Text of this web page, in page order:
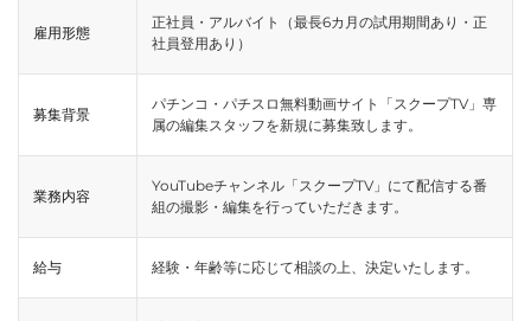
雇用形態
正社員・アルバイト（最長6カ月の試用期間あり・正
社員登用あり）
募集背景
パチンコ・パチスロ無料動画サイト「スクープTV」専
属の編集スタッフを新規に募集致します。
業務内容
YouTubeチャンネル「スクープTV」にて配信する番
組の撮影・編集を行っていただきます。
給与 経験・年齢等に応じて相談の上、決定いたします。